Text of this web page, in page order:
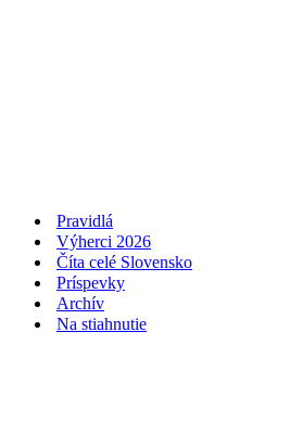
Pravidlá
Výherci 2026
Číta celé Slovensko
Príspevky
Archív
Na stiahnutie